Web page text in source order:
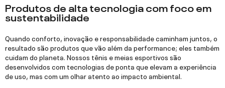
Produtos de alta tecnologia com foco em
sustentabilidade
Quando conforto, inovação e responsabilidade caminham juntos, o
resultado são produtos que vão além da performance; eles também
cuidam do planeta. Nossos tênis e meias esportivos são
desenvolvidos com tecnologias de ponta que elevam a experiência
de uso, mas com um olhar atento ao impacto ambiental.